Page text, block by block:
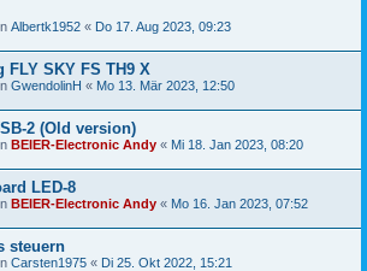
Albertk1952 « Do 17. Aug 2023, 09:23
FLY SKY FS TH9 X
GwendolinH « Mo 13. Mär 2023, 12:50
2 (Old version)
BEIER-Electronic Andy « Mi 18. Jan 2023, 08:20
LED-8
BEIER-Electronic Andy « Mo 16. Jan 2023, 07:52
steuern
Carsten1975 « Di 25. Okt 2022, 15:21